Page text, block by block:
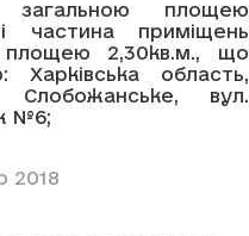
загальною площею
частина приміщень
площею 2,30кв.м., що
область,
Слобожанське, вул.
№6;
2018